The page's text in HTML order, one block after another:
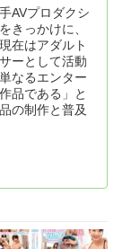
AVプロダクシ
きっかけに、
在はアダルト
ーとして活動
なるエンター
品である」と
の制作と普及